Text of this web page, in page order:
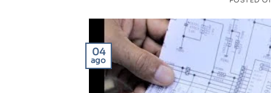
04
ago